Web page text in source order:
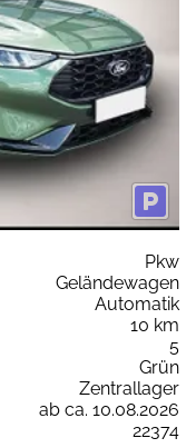
Pkw
Geländewagen
Automatik
10 km
5
Grün
Zentrallager
ab ca. 10.08.2026
22374